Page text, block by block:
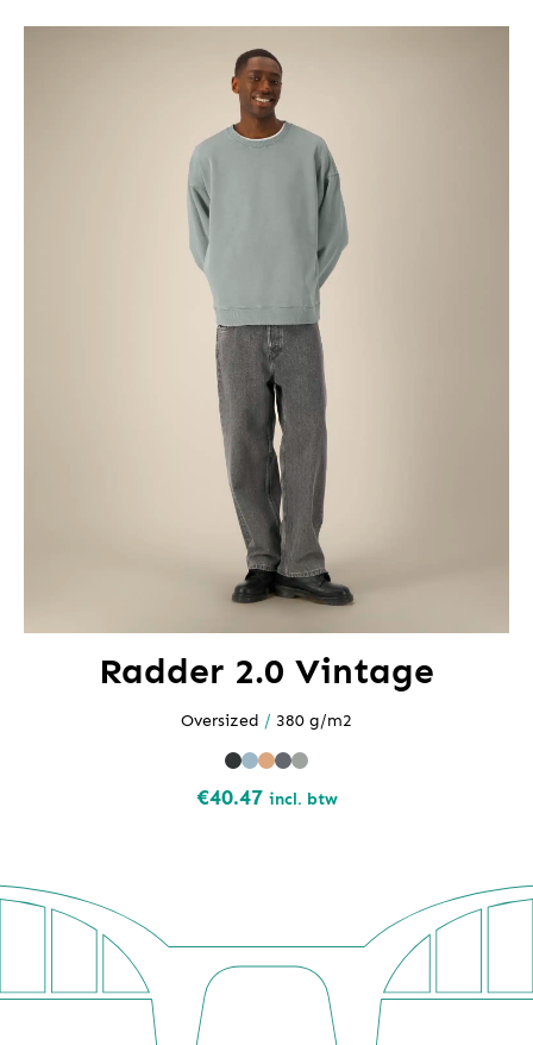
Radder 2.0 Vintage
Oversized / 380 g/m2
€40.47 incl. btw